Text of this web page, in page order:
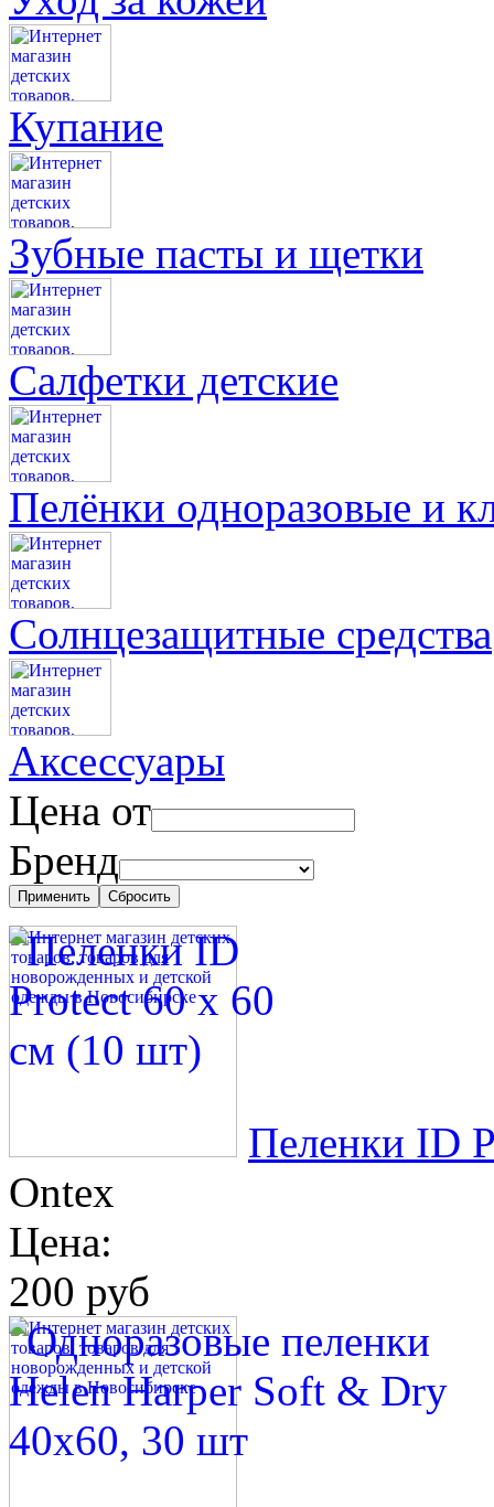
Купание
Зубные пасты и щетки
Салфетки детские
Пелёнки одноразовые и
Солнцезащитные средства
Аксессуары
Цена от
Бренд
Пеленки ID
Ontex
Цена:
200 руб